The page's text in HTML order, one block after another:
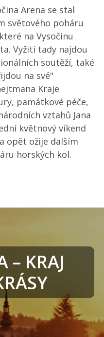
Arena se stal
světového poháru
na Vysočinu
Vyžití tady najdou
soutěží, také
na své"
Kraje
památkové péče,
vztahů Jana
květnový víkend
opět ožije dalším
horských kol.
– KRAJ